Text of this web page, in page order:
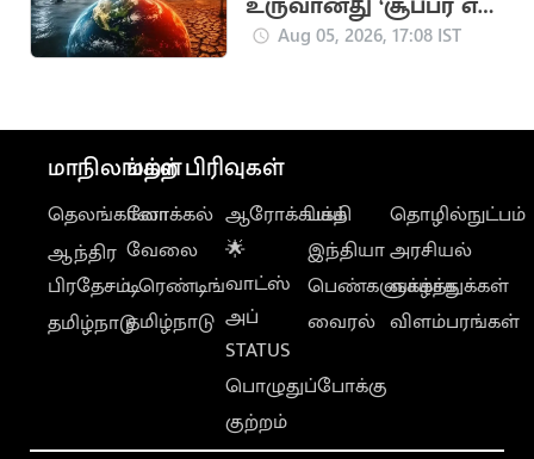
நினோ’.. வானிலை
Aug 05, 2026, 17:08 IST
மாநிலங்கள்
தெலங்கானா
ஆந்திர
பிரதேசம்
தமிழ்நாடு
மற்ற பிரிவுகள்
லோக்கல்
வேலை
டிரெண்டிங்
தமிழ்நாடு
ஆரோக்கியம்
🌟
வாட்ஸ்
அப்
STATUS
பொழுதுப்போக்கு
குற்றம்
பக்தி
இந்தியா
பெண்களுக்காக
வைரல்
தொழில்நுட்பம்
அரசியல்
வாழ்த்துக்கள்
விளம்பரங்கள்